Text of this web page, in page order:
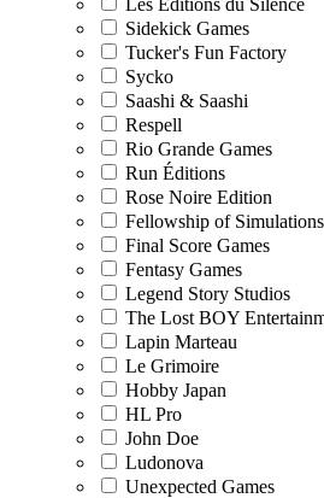
Sidekick Games
Tucker's Fun Factory
Sycko
Saashi & Saashi
Respell
Rio Grande Games
Run Éditions
Rose Noire Edition
Fellowship of Simulations
Final Score Games
Fentasy Games
Legend Story Studios
The Lost BOY
Lapin Marteau
Le Grimoire
Hobby Japan
HL Pro
John Doe
Ludonova
Unexpected Games